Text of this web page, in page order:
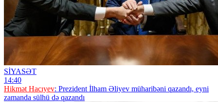
SİYASƏT
14:40
Hikmət Hacıyev: Prezident İlham Əliyev müharibəni qazandı, eyni
zamanda sülhü də qazandı